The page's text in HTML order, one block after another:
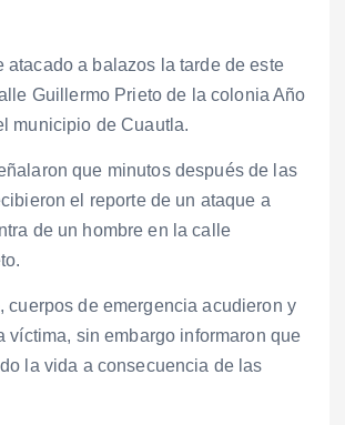
atacado a balazos la tarde de este
Guillermo Prieto de la colonia Año
municipio de Cuautla.
que minutos después de las
el reporte de un ataque a
de un hombre en la calle
cuerpos de emergencia acudieron y
víctima, sin embargo informaron que
la vida a consecuencia de las